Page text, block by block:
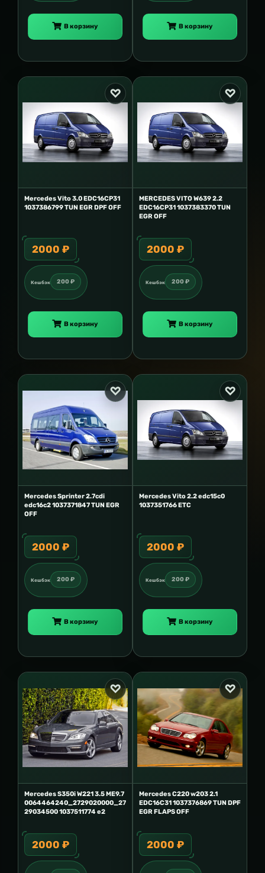
В корзину В корзину
Mercedes Vito 3.0 EDC16CP31
1037386799 TUN EGR DPF OFF
2000 ₽
Кешбэк 200 ₽
В корзину
MERCEDES VITO W639 2.2
EDC16CP31 1037383370 TUN
EGR OFF
2000 ₽
Кешбэк 200 ₽
В корзину
Mercedes Sprinter 2.7cdi
edc16c2 1037371847 TUN EGR
OFF
2000 ₽
Кешбэк 200 ₽
В корзину
Mercedes Vito 2.2 edc15c0
1037351766 ETC
2000 ₽
Кешбэк 200 ₽
В корзину
Mercedes S350i W221 3.5 ME9.7
0064464240_2729020000_27
29034500 1037511774 e2
2000 ₽
Mercedes C220 w203 2.1
EDC16C31 1037376869 TUN DPF
EGR FLAPS OFF
2000 ₽